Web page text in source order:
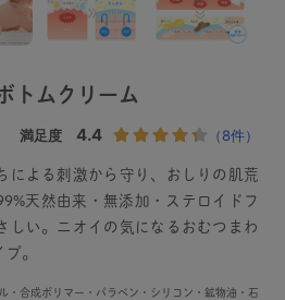
トムクリーム
による刺激から守り、おしりの肌荒
天然由来・無添加・ステロイドフ
しい。ニオイの気になるおむつまわ
。
・合成ポリマー・パラベン・シリコン・鉱物油・石